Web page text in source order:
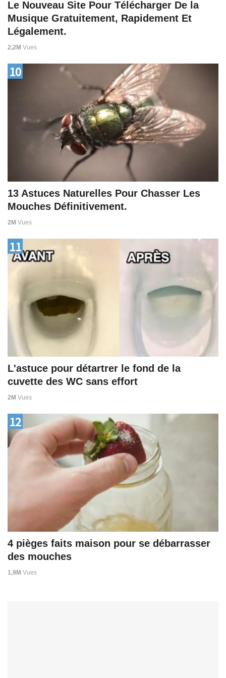
Le Nouveau Site Pour Télécharger De la
Musique Gratuitement, Rapidement Et
Légalement.
2,2M Vues
10
13 Astuces Naturelles Pour Chasser Les
Mouches Définitivement.
2M Vues
11
L'astuce pour détartrer le fond de la
cuvette des WC sans effort
2M Vues
12
4 pièges faits maison pour se débarrasser
des mouches
1,9M Vues